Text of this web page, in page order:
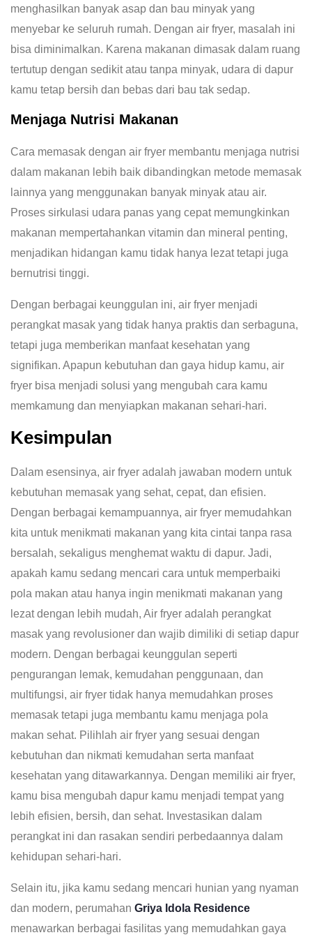
menghasilkan banyak asap dan bau minyak yang
menyebar ke seluruh rumah. Dengan air fryer, masalah ini
bisa diminimalkan. Karena makanan dimasak dalam ruang
tertutup dengan sedikit atau tanpa minyak, udara di dapur
kamu tetap bersih dan bebas dari bau tak sedap.
Menjaga Nutrisi Makanan
Cara memasak dengan air fryer membantu menjaga nutrisi
dalam makanan lebih baik dibandingkan metode memasak
lainnya yang menggunakan banyak minyak atau air.
Proses sirkulasi udara panas yang cepat memungkinkan
makanan mempertahankan vitamin dan mineral penting,
menjadikan hidangan kamu tidak hanya lezat tetapi juga
bernutrisi tinggi.
Dengan berbagai keunggulan ini, air fryer menjadi
perangkat masak yang tidak hanya praktis dan serbaguna,
tetapi juga memberikan manfaat kesehatan yang
signifikan. Apapun kebutuhan dan gaya hidup kamu, air
fryer bisa menjadi solusi yang mengubah cara kamu
memkamung dan menyiapkan makanan sehari-hari.
Kesimpulan
Dalam esensinya, air fryer adalah jawaban modern untuk
kebutuhan memasak yang sehat, cepat, dan efisien.
Dengan berbagai kemampuannya, air fryer memudahkan
kita untuk menikmati makanan yang kita cintai tanpa rasa
bersalah, sekaligus menghemat waktu di dapur. Jadi,
apakah kamu sedang mencari cara untuk memperbaiki
pola makan atau hanya ingin menikmati makanan yang
lezat dengan lebih mudah, Air fryer adalah perangkat
masak yang revolusioner dan wajib dimiliki di setiap dapur
modern. Dengan berbagai keunggulan seperti
pengurangan lemak, kemudahan penggunaan, dan
multifungsi, air fryer tidak hanya memudahkan proses
memasak tetapi juga membantu kamu menjaga pola
makan sehat. Pilihlah air fryer yang sesuai dengan
kebutuhan dan nikmati kemudahan serta manfaat
kesehatan yang ditawarkannya. Dengan memiliki air fryer,
kamu bisa mengubah dapur kamu menjadi tempat yang
lebih efisien, bersih, dan sehat. Investasikan dalam
perangkat ini dan rasakan sendiri perbedaannya dalam
kehidupan sehari-hari.
Selain itu, jika kamu sedang mencari hunian yang nyaman
dan modern, perumahan Griya Idola Residence
menawarkan berbagai fasilitas yang memudahkan gaya